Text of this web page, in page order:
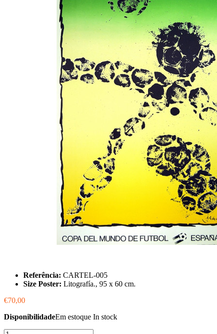
Referência: CARTEL-005
Size Poster: Litografía., 95 x 60 cm.
€70,00
DisponibilidadeEm estoque In stock